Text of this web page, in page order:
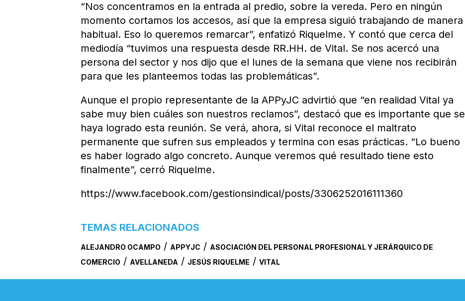
“Nos concentramos en la entrada al predio, sobre la vereda. Pero en ningún
momento cortamos los accesos, así que la empresa siguió trabajando de manera
habitual. Eso lo queremos remarcar”, enfatizó Riquelme. Y contó que cerca del
mediodía “tuvimos una respuesta desde RR.HH. de Vital. Se nos acercó una
persona del sector y nos dijo que el lunes de la semana que viene nos recibirán
para que les planteemos todas las problemáticas”.
Aunque el propio representante de la APPyJC advirtió que “en realidad Vital ya
sabe muy bien cuáles son nuestros reclamos”, destacó que es importante que se
haya logrado esta reunión. Se verá, ahora, si Vital reconoce el maltrato
permanente que sufren sus empleados y termina con esas prácticas. “Lo bueno
es haber logrado algo concreto. Aunque veremos qué resultado tiene esto
finalmente”, cerró Riquelme.
https://www.facebook.com/gestionsindical/posts/3306252016111360
TEMAS RELACIONADOS
ALEJANDRO OCAMPO / APPYJC / ASOCIACIÓN DEL PERSONAL PROFESIONAL Y JERÁRQUICO DE
COMERCIO / AVELLANEDA / JESÚS RIQUELME /VITAL